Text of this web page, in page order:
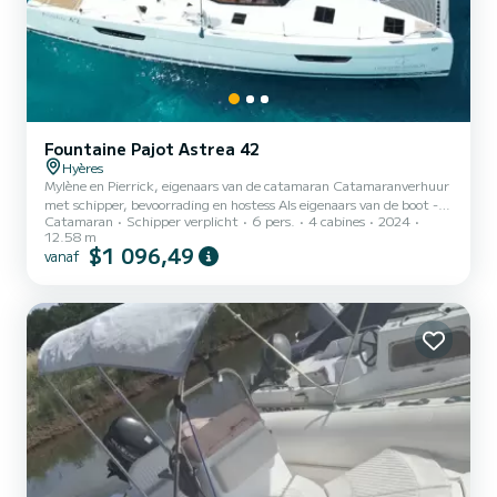
Fountaine Pajot Astrea 42
Hyères
Mylène en Pierrick, eigenaars van de catamaran Catamaranverhuur
met schipper, bevoorrading en hostess Als eigenaars van de boot -
en professionals in navigatie en veiligheid - heten we u welkom om
van uw verblijf een unieke ervaring van ontspanning en ontdekking
te maken, in alle gezelligheid. We willen u het concept van de bed
communiceren in het Frans, Engels of Italiaans. Een compete...
Catamaran Schipper verplicht 6 pers. 4 cabines
2024
12.58 m
vanaf $1 096,49